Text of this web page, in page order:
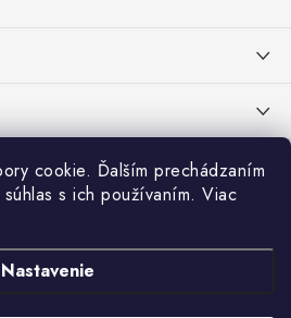
cookie. Ďalším prechádzaním
s ich používaním. Viac
Nastavenie